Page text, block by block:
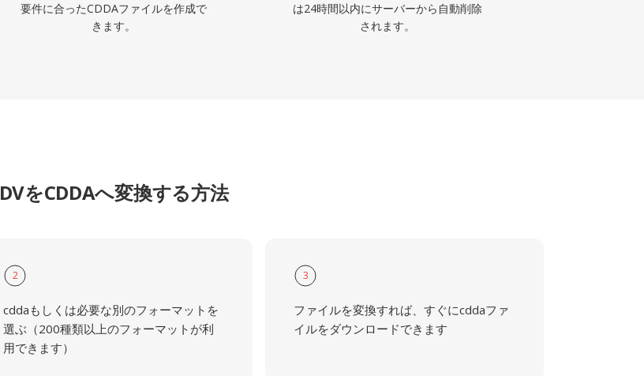
要件に合ったCDDAファイルを作成で
きます。
は24時間以内にサーバーから自動削除
されます。
DVをCDDAへ変換する方法
2
cddaもしくは必要な別のフォーマットを
選ぶ（200種類以上のフォーマットが利
用できます）
3
ファイルを変換すれば、すぐにcddaファ
イルをダウンロードできます